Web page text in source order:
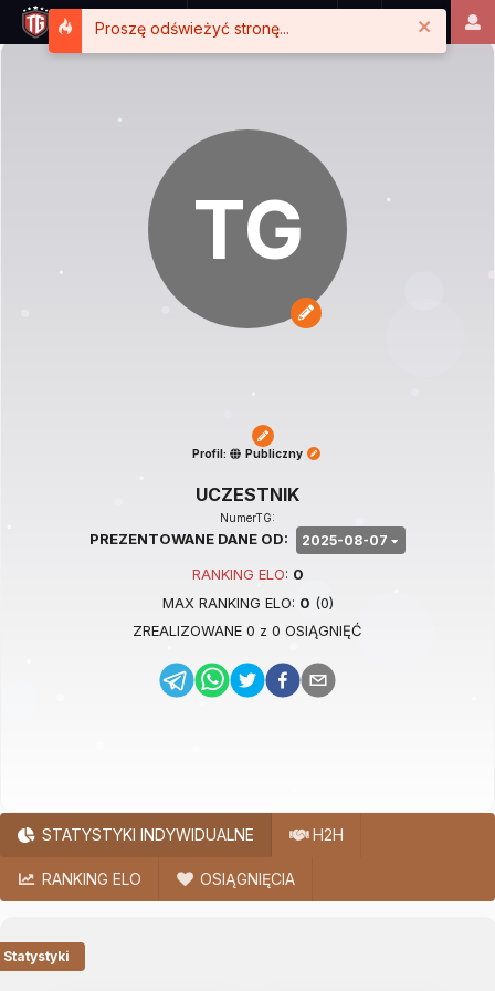
TG
Profil: Publiczny
UCZESTNIK
NumerTG:
PREZENTOWANE DANE OD: 2025-08-07
RANKING ELO: 0
MAX RANKING ELO: 0 (0)
ZREALIZOWANE 0 z 0 OSIĄGNIĘĆ
STATYSTYKI INDYWIDUALNE H2H
RANKING ELO OSIĄGNIĘCIA
Statystyki
Proszę odświeżyć stronę... Close